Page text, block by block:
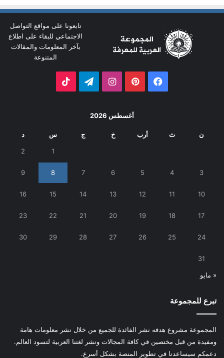
تابعونا على مواقع التواصل
الاجتماعي للبقاء على اطلاع
بآخر المعلومات والمقالات
المتنوعة
فيسبوك بينتيريستانستقرامتيلقرام
أغسطس 2026
ن ث أرب خ ج س د
1
2
3
4
5
6
7
8
9
10
11
12
13
14
15
16
17
18
19
20
21
22
23
24
25
26
27
28
29
30
31
« مايو
تبرع للمجموعة
المجموعة مشروع هدفه نشر الفائدة للجميع من خلال نشر معلومات هامة
ومفيدة من قبل مختصين في كافة المجالات ونشر لغتنا العربية لتسود العالم.
دعمكم سيساعدنا في تطوير المنصة بشكل أسرع.